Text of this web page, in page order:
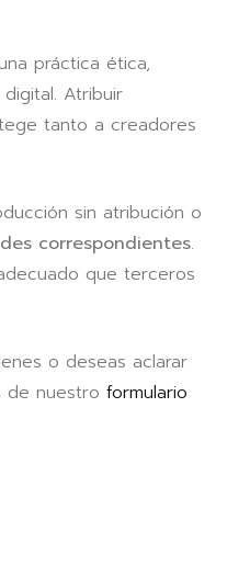
práctica ética,
Atribuir
tanto a creadores
sin atribución o
correspondientes.
que terceros
o deseas aclarar
de nuestro formulario